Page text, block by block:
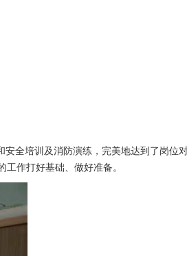
全培训及消防演练，完美地达到了岗位
作打好基础、做好准备。